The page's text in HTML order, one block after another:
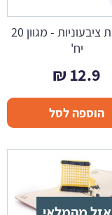
מעטפות ציבעוניות - מגוון 20
יח'
12.9
₪
הוספה לסל